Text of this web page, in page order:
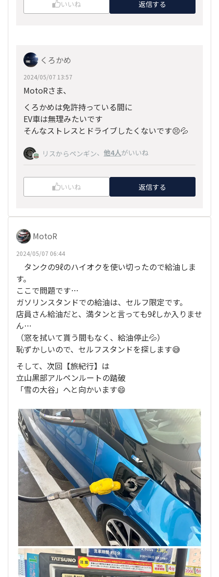
いいね 返信する
くろかめ
2024/05/07 13:57
MotoRさま、
くろかめは免許持っている間に
EV車は無理みたいです
そんなストレスとドライブしたくないです😣💦
リスからペンギン、 他4人がいいね
いいね 返信する
MotoR
2024/05/07 06:44
タンクの9ℓのハイオクを使い切ったので給油しま
す。
ここで問題です…
ガソリンスタンドでの給油は、セルフ限定です。
店員さん給油だと、満タンと言っても9ℓしか入りませ
ん…
（窓を拭いて貰う間もなく、給油停止💦）
恥ずかしいので、セルフスタンドを探します😅
そして、次回【旅紀行】は
立山黒部アルペンルートの踏破
「雪の大谷」へと向かいます😄